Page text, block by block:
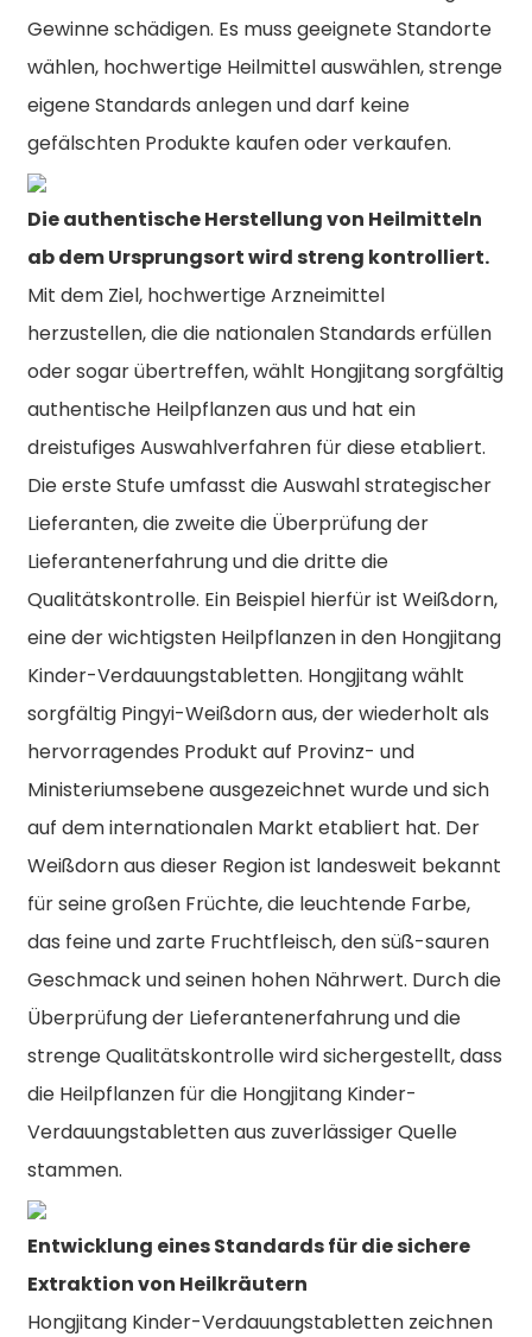
Gewinne schädigen. Es muss geeignete Standorte
wählen, hochwertige Heilmittel auswählen, strenge
eigene Standards anlegen und darf keine
gefälschten Produkte kaufen oder verkaufen.
Die authentische Herstellung von Heilmitteln
ab dem Ursprungsort wird streng kontrolliert.
Mit dem Ziel, hochwertige Arzneimittel
herzustellen, die die nationalen Standards erfüllen
oder sogar übertreffen, wählt Hongjitang sorgfältig
authentische Heilpflanzen aus und hat ein
dreistufiges Auswahlverfahren für diese etabliert.
Die erste Stufe umfasst die Auswahl strategischer
Lieferanten, die zweite die Überprüfung der
Lieferantenerfahrung und die dritte die
Qualitätskontrolle. Ein Beispiel hierfür ist Weißdorn,
eine der wichtigsten Heilpflanzen in den Hongjitang
Kinder-Verdauungstabletten. Hongjitang wählt
sorgfältig Pingyi-Weißdorn aus, der wiederholt als
hervorragendes Produkt auf Provinz- und
Ministeriumsebene ausgezeichnet wurde und sich
auf dem internationalen Markt etabliert hat. Der
Weißdorn aus dieser Region ist landesweit bekannt
für seine großen Früchte, die leuchtende Farbe,
das feine und zarte Fruchtfleisch, den süß-sauren
Geschmack und seinen hohen Nährwert. Durch die
Überprüfung der Lieferantenerfahrung und die
strenge Qualitätskontrolle wird sichergestellt, dass
die Heilpflanzen für die Hongjitang Kinder-
Verdauungstabletten aus zuverlässiger Quelle
stammen.
Entwicklung eines Standards für die sichere
Extraktion von Heilkräutern
Hongjitang Kinder-Verdauungstabletten zeichnen